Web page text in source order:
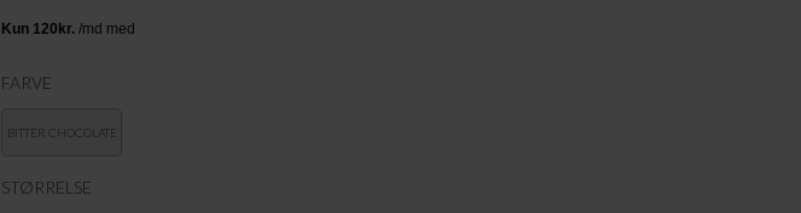
FARVE
BITTER CHOCOLATE
STØRRELSE